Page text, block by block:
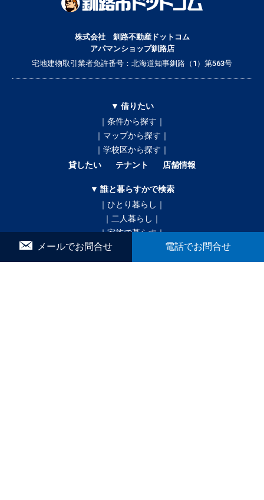
株式会社 釧路不動産ドットコム
アパマンショップ釧路店
宅地建物取引業者免許番号：北海道知事釧路（1）第563号
▼ 借りたい
｜条件から探す｜
｜マップから探す｜
｜学校区から探す｜
貸したい
テナント 店舗情報
▼ 誰と暮らすかで検索
｜ひとり暮らし｜
｜二人暮らし｜
｜家族で暮らす｜
｜ペットと暮らす｜
メールでお問合せ 電話でお問合せ